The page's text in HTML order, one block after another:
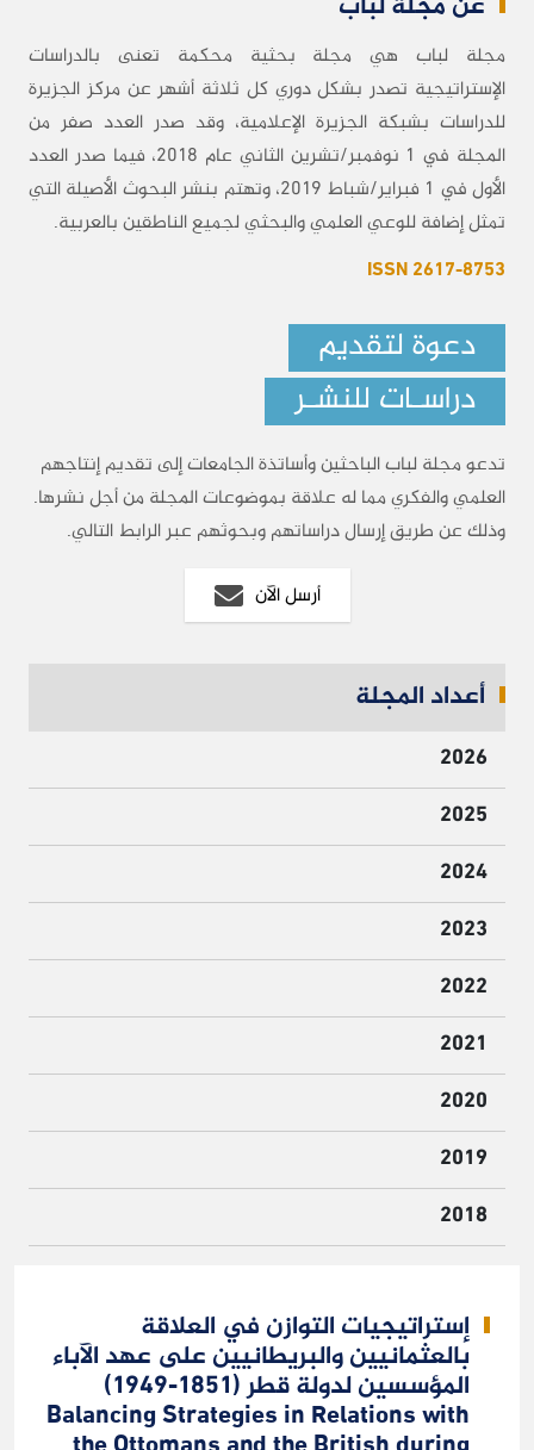
مجلة لباب هي مجلة بحثية محكمة تعنى بالدراسات
الإستراتيجية تصدر بشكل دوري كل ثلاثة أشهر عن مركز الجزيرة
للدراسات بشبكة الجزيرة الإعلامية، وقد صدر العدد صفر من
المجلة في 1 نوفمبر/تشرين الثاني عام 2018، فيما صدر العدد
الأول في 1 فبراير/شباط 2019، وتهتم بنشر البحوث الأصيلة التي
تمثل إضافة للوعي العلمي والبحثي لجميع الناطقين بالعربية.
ISSN 2617-8753
دعوة لتقديم
دراسـات للنشـر
تدعو مجلة لباب الباحثين وأساتذة الجامعات إلى تقديم إنتاجهم
العلمي والفكري مما له علاقة بموضوعات المجلة من أجل نشرها.
وذلك عن طريق إرسال دراساتهم وبحوثهم عبر الرابط التالي.
أرسل الآن
أعداد المجلة
2026
2025
2024
2023
2022
2021
2020
2019
2018
إستراتيجيات التوازن في العلاقة
بالعثمانيين والبريطانيين على عهد الآباء
المؤسسين لدولة قطر (1851-1949)
Balancing Strategies in Relations with